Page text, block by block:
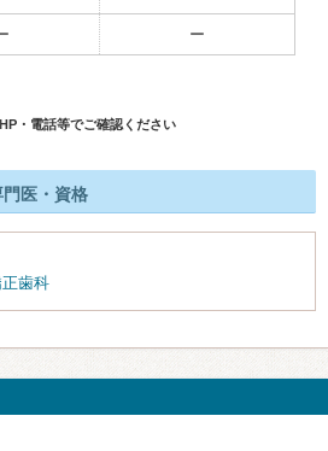
ー
・電話等でご確認ください
医・資格
歯科